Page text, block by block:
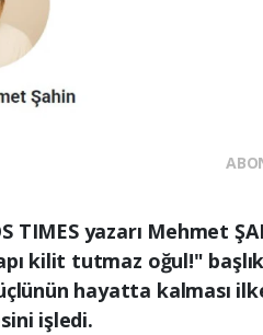
TIMES yazarı Mehmet
kilit tutmaz oğul!"
hayatta kalması
işledi.